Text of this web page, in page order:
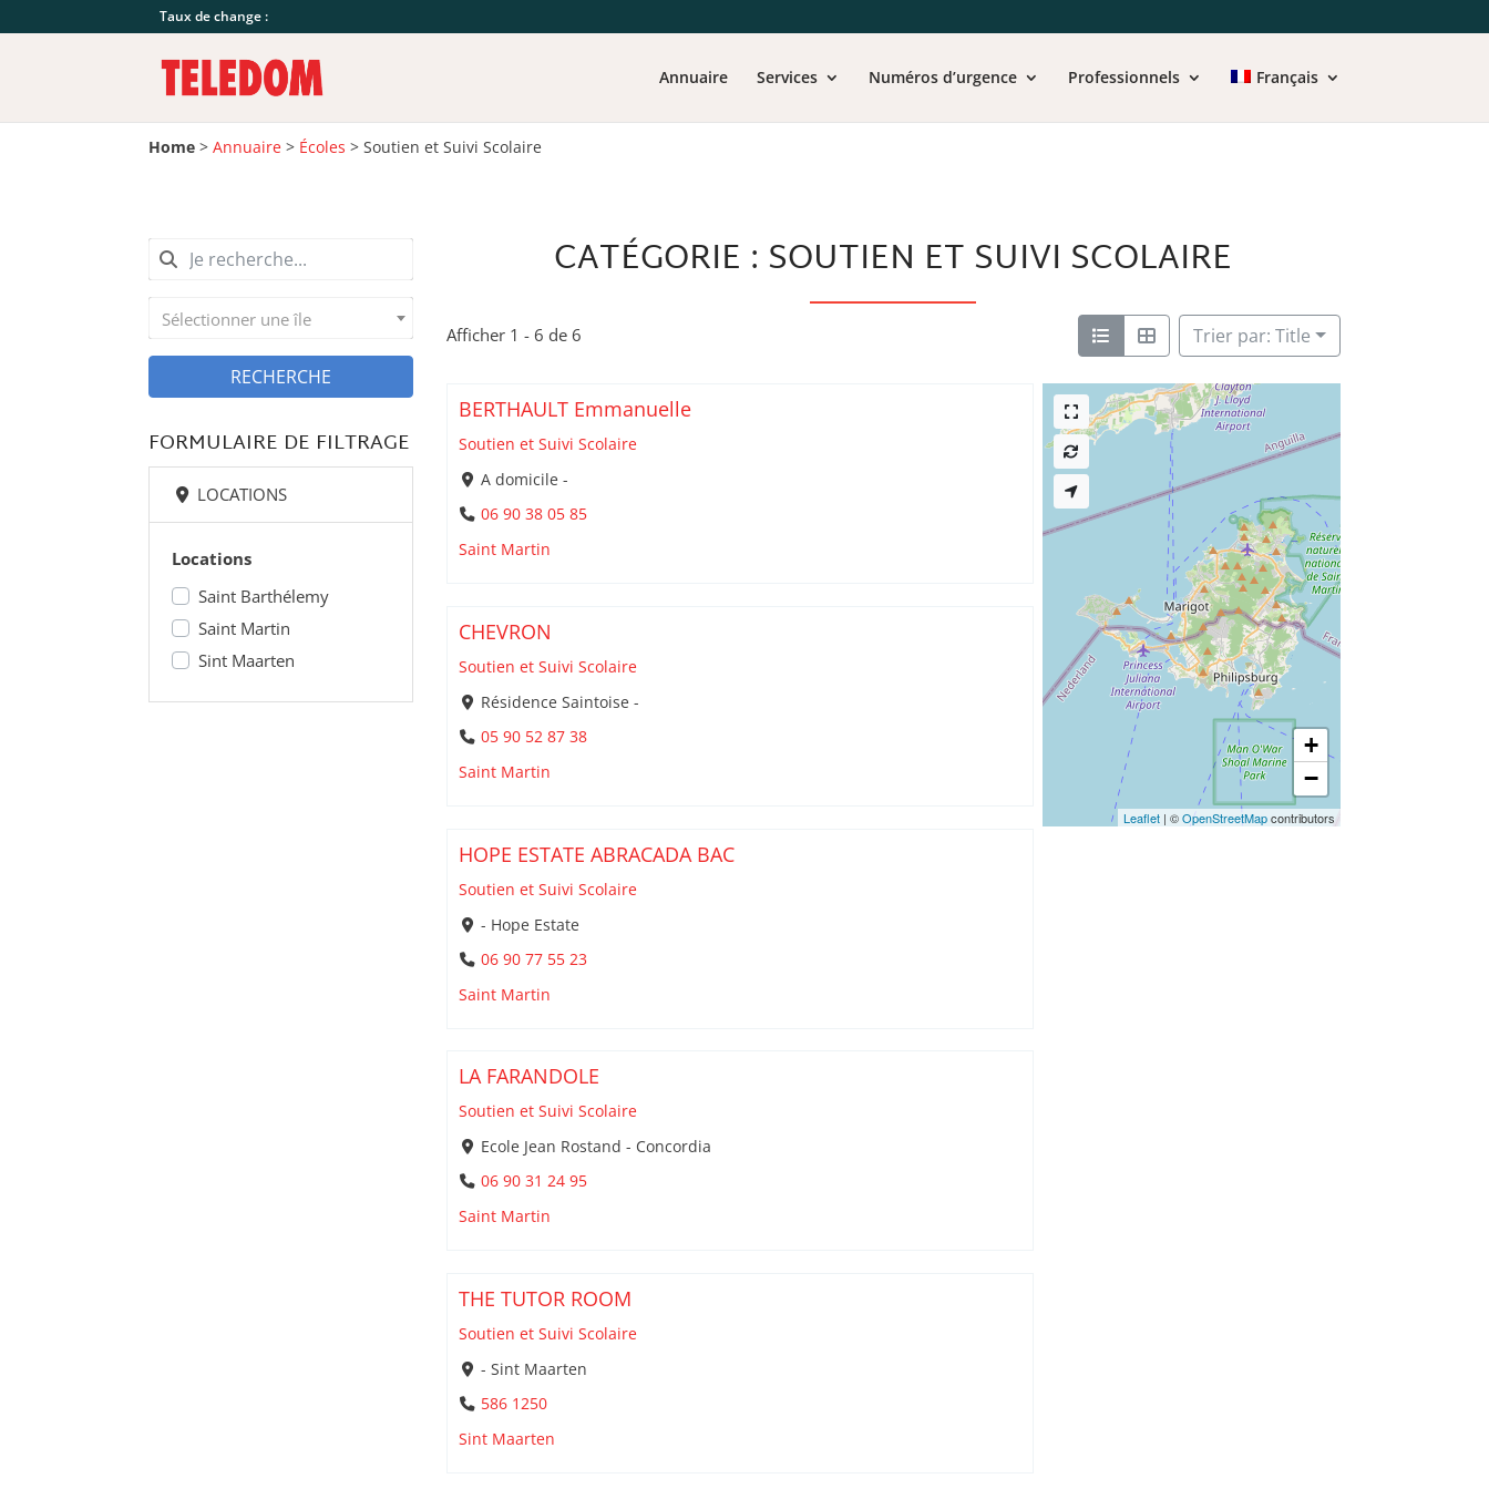
Taux de change :
Annuaire Services Numéros d’urgence Professionnels Français
Home >Annuaire > Écoles >Soutien et Suivi Scolaire
CATÉGORIE : SOUTIEN ET SUIVI SCOLAIRE
Afficher 1 - 6 de 6 Trier par: Title
BERTHAULT Emmanuelle
Soutien et Suivi Scolaire
A domicile -
06 90 38 05 85
Saint Martin
CHEVRON
Soutien et Suivi Scolaire
Résidence Saintoise -
05 90 52 87 38
Saint Martin
HOPE ESTATE ABRACADA BAC
Soutien et Suivi Scolaire
- Hope Estate
06 90 77 55 23
Saint Martin
LA FARANDOLE
Soutien et Suivi Scolaire
Ecole Jean Rostand - Concordia
06 90 31 24 95
Saint Martin
THE TUTOR ROOM
Soutien et Suivi Scolaire
- Sint Maarten
586 1250
Sint Maarten
+
−
Leaflet| ©OpenStreetMapcontributors
Sélectionner une île
RECHERCHE
FORMULAIRE DE FILTRAGE
LOCATIONS
Locations
Saint Barthélemy
Saint Martin
Sint Maarten